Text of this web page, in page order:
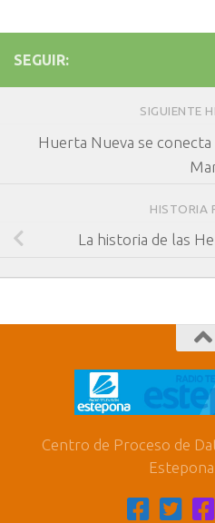
SEGUIR:
SIGUIENTE
Huerta Nueva se conecta
HISTORIA
La historia de las
Centro de Proceso de